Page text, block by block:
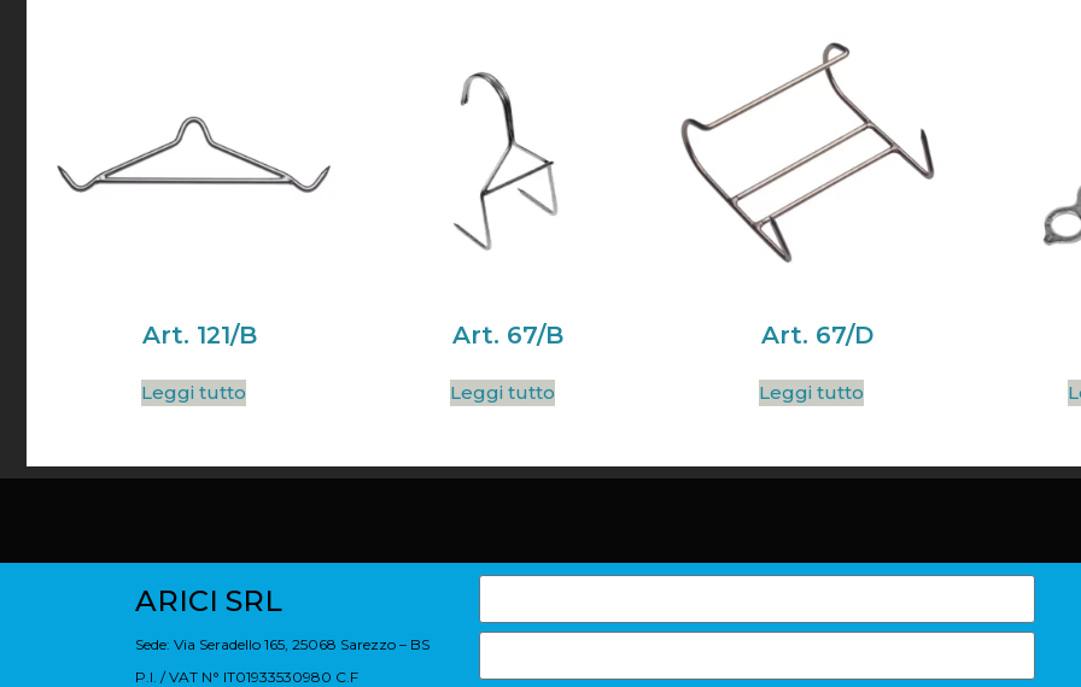
Art. 121/B
Leggi tutto
Art. 67/B
Leggi tutto
Art. 67/D
Leggi tutto
ARICI SRL
Sede: Via Seradello 165, 25068 Sarezzo – BS
P.I. / VAT N° IT01933530980 C.F